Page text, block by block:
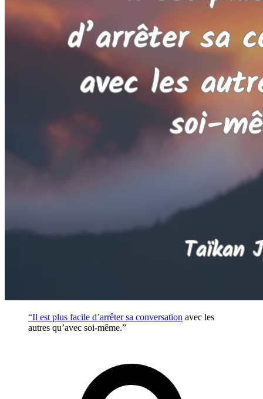
“Il est plus facile d’arrêter sa conversation avec les
autres qu’avec soi-même.”